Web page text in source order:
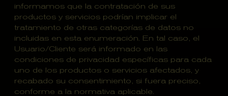
informamos que la contratación de sus
productos y servicios podrían implicar el
tratamiento de otras categorías de datos no
incluidas en esta enumeración. En tal caso, el
Usuario/Cliente será informado en las
condiciones de privacidad específicas para cada
uno de los productos o servicios afectados, y
recabado su consentimiento, si fuera preciso,
conforme a la normativa aplicable.